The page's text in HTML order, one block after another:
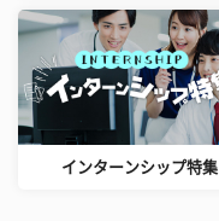
インターンシップ特集